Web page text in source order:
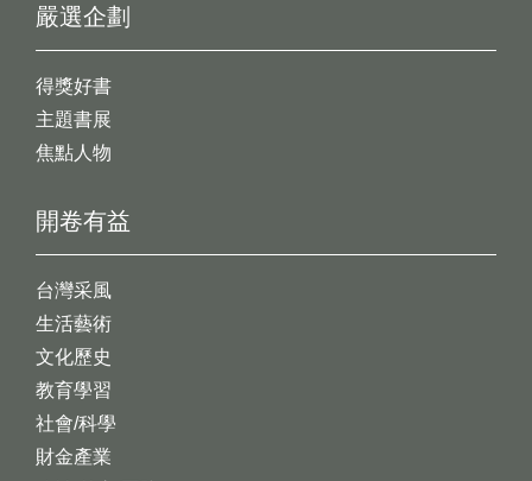
開卷有益
台灣采風
生活藝術
文化歷史
教育學習
社會/科學
財金產業
嚴選企劃
得獎好書
主題書展
焦點人物